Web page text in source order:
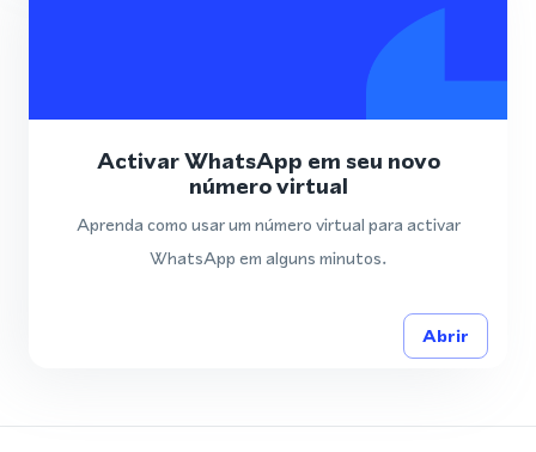
Activar WhatsApp em seu novo
número virtual
Aprenda como usar um número virtual para activar
WhatsApp em alguns minutos.
Abrir